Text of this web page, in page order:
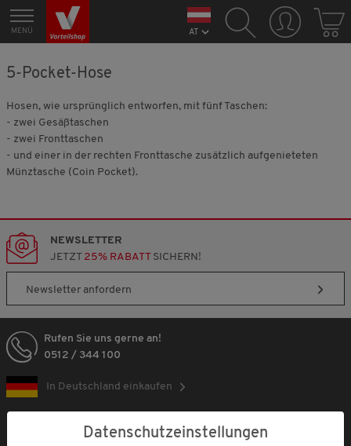
MENÜ AT
5-Pocket-Hose
Hosen, wie ursprünglich entworfen, mit fünf Taschen:
- zwei Gesäßtaschen
- zwei Fronttaschen
- und einer in der rechten Fronttasche zusätzlich aufgenieteten
Münztasche (Coin Pocket).
NEWSLETTER
JETZT 25% RABATTSICHERN!
Newsletter anfordern
Rufen Sie uns gerne an!
0512 / 344 100
In Deutschland einkaufen
FOLGEN SIE UNS
Datenschutzeinstellungen